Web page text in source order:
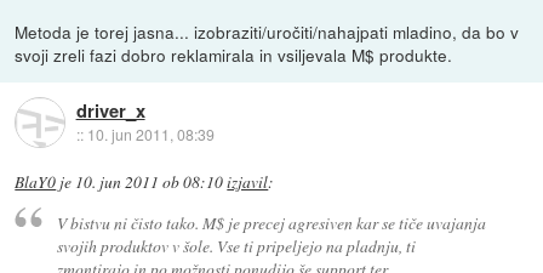
Metoda je torej jasna... izobraziti/uročiti/nahajpati mladino, da bo v
svoji zreli fazi dobro reklamirala in vsiljevala M$ produkte.
driver_x
:: 10. jun 2011, 08:39
BlaY0 je 10. jun 2011 ob 08:10izjavil:
V bistvu ni čisto tako. M$ je precej agresiven kar se tiče uvajanja
svojih produktov v šole. Vse ti pripeljejo na pladnju, ti